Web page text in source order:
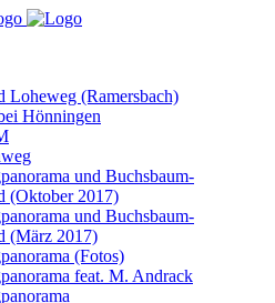
Loheweg (Ramersbach)
Hönningen
und Buchsbaum-
(Oktober 2017)
und Buchsbaum-
(März 2017)
(Fotos)
feat. M. Andrack